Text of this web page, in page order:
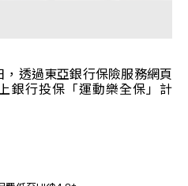
，透過東亞銀行保險服務網頁
銀行投保「運動樂全保」計